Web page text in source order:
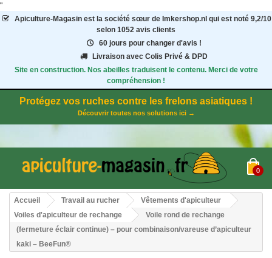
"
Apiculture-Magasinest la société sœur de Imkershop.nl qui est noté 9,2/10
selon 1052 avis clients
60 jours pour changer d'avis !
Livraison avec Colis Privé & DPD
Site en construction. Nos abeilles traduisent le contenu. Merci de votre
compréhension !
Protégez vos ruches contre les frelons asiatiques !
Découvrir toutes nos solutions ici →
0
Accueil Travail au rucher
Vêtements d'apiculteur
Voiles d'apiculteur de rechange
Voile rond de rechange
(fermeture éclair continue) – pour combinaison/vareuse d’apiculteur
kaki – BeeFun®